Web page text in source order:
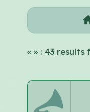
« » : 43